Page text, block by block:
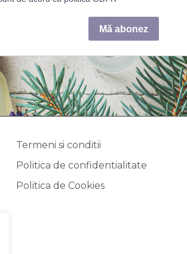
Termeni si conditii
Politica de confidentialitate
Politica de Cookies